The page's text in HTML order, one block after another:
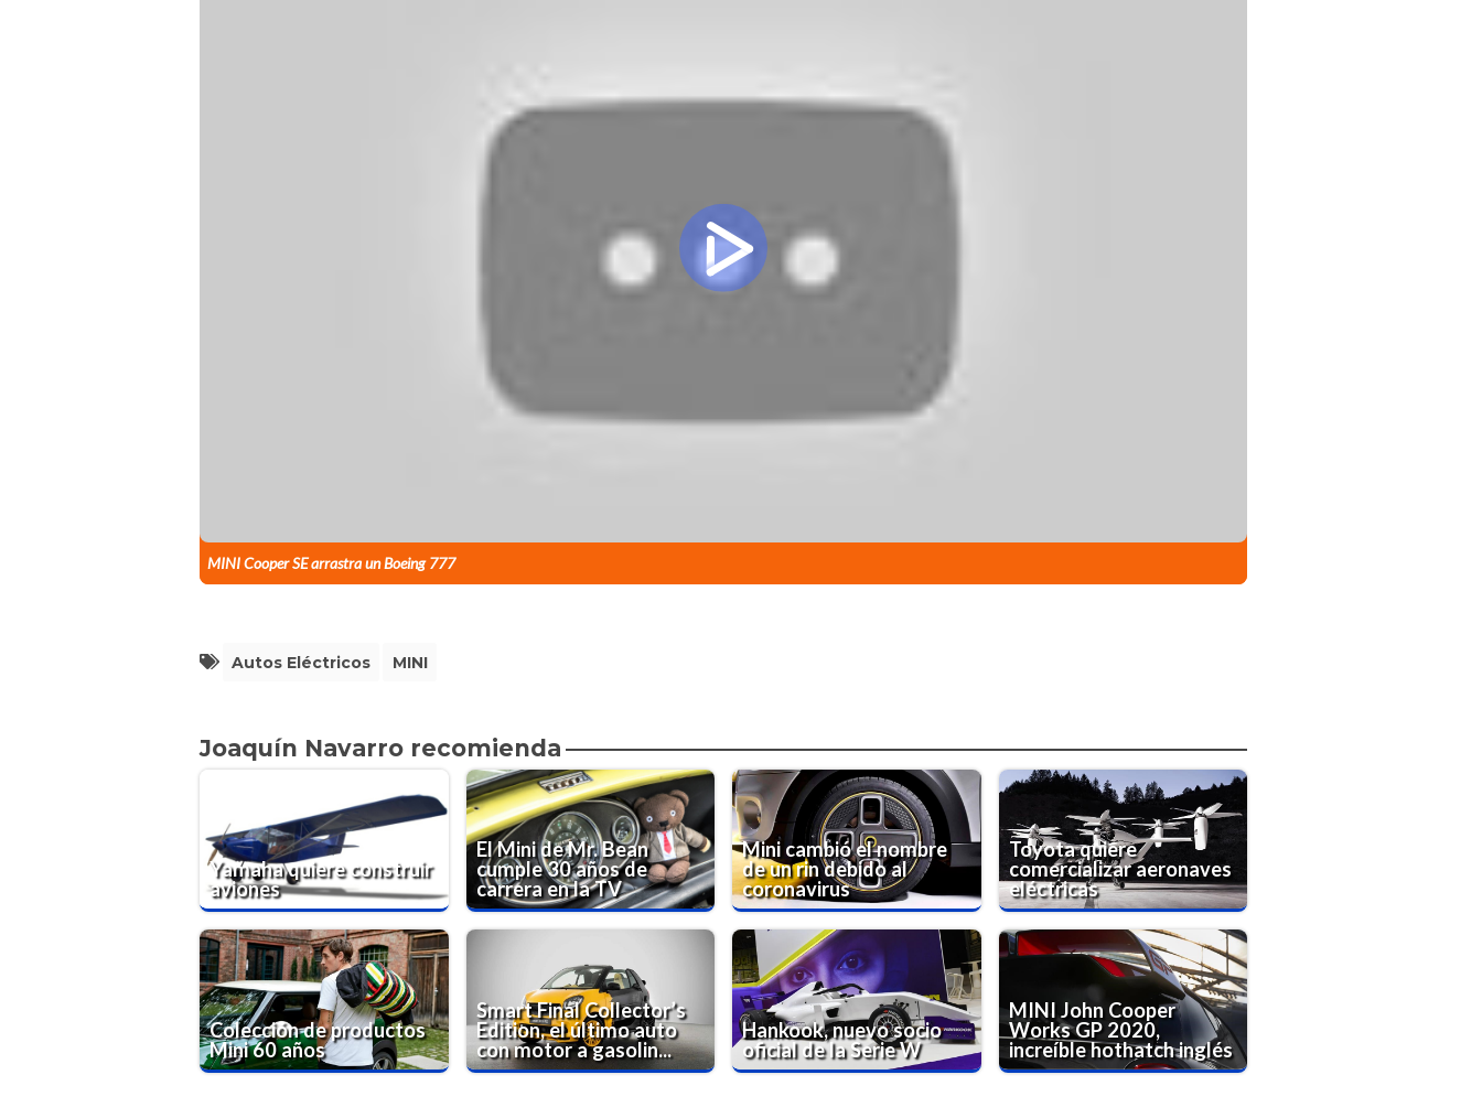
MINI Cooper SE arrastra un Boeing 777
Autos Eléctricos MINI
Joaquín Navarro recomienda
Yamaha quiere construir
aviones
El Mini de Mr. Bean
cumple 30 años de
carrera en la TV
Mini cambió el nombre
de un rin debido al
coronavirus
Toyota quiere
comercializar aeronaves
eléctricas
Colección de productos
Mini 60 años
Smart Final Collector’s
Edition, el último auto
con motor a gasolin...
Hankook, nuevo socio
oficial de la Serie W
MINI John Cooper
Works GP 2020,
increíble hothatch inglés